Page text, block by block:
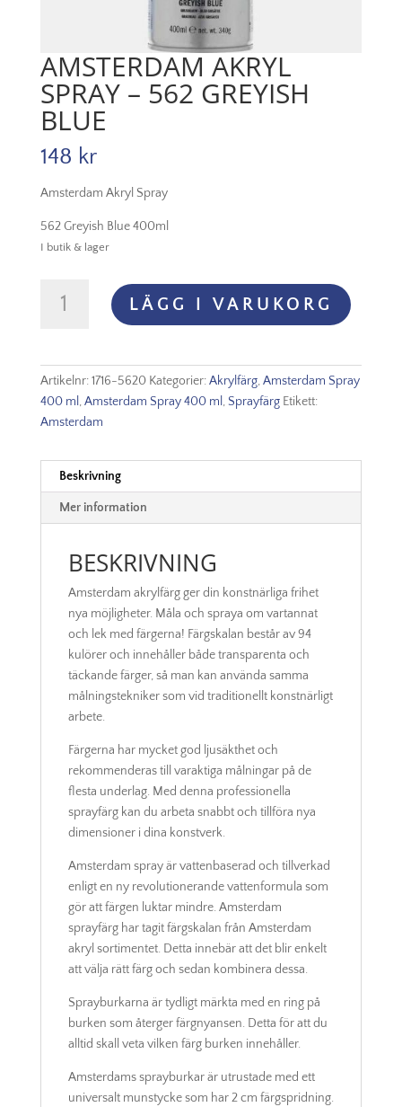
AMSTERDAM AKRYL
SPRAY – 562 GREYISH
BLUE
148 kr
Amsterdam Akryl Spray
562 Greyish Blue 400ml
I butik & lager
Akryl
Greyish
LÄGG I VARUKORG
Artikelnr:1716-5620 Kategorier:Akrylfärg,Amsterdam Spray
400 ml,Amsterdam Spray 400 ml, Sprayfärg Etikett:
Amsterdam
Beskrivning
Mer information
BESKRIVNING
Amsterdam akrylfärg ger din konstnärliga frihet
nya möjligheter. Måla och spraya om vartannat
och lek med färgerna! Färgskalan består av 94
kulörer och innehåller både transparenta och
täckande färger, så man kan använda samma
målningstekniker som vid traditionellt konstnärligt
arbete.
Färgerna har mycket god ljusäkthet och
rekommenderas till varaktiga målningar på de
flesta underlag. Med denna professionella
sprayfärg kan du arbeta snabbt och tillföra nya
dimensioner i dina konstverk.
Amsterdam spray är vattenbaserad och tillverkad
enligt en ny revolutionerande vattenformula som
gör att färgen luktar mindre. Amsterdam
sprayfärg har tagit färgskalan från Amsterdam
akryl sortimentet. Detta innebär att det blir enkelt
att välja rätt färg och sedan kombinera dessa.
Sprayburkarna är tydligt märkta med en ring på
burken som återger färgnyansen. Detta för att du
alltid skall veta vilken färg burken innehåller.
Amsterdams sprayburkar är utrustade med ett
universalt munstycke som har 2 cm färgspridning.